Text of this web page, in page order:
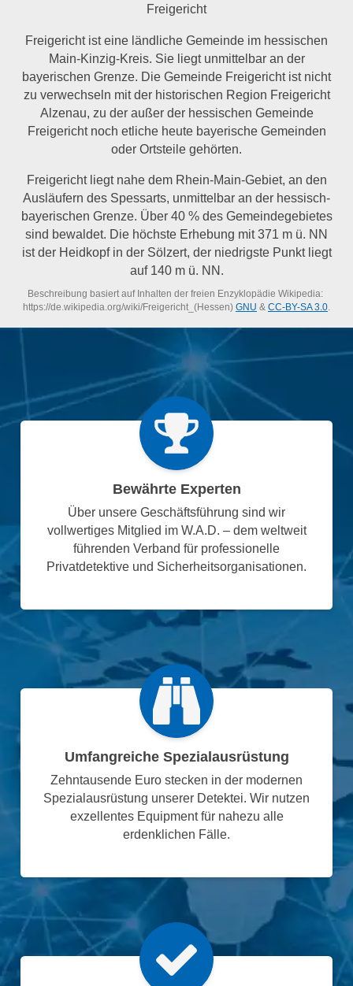
Freigericht
Freigericht ist eine ländliche Gemeinde im hessischen
Main-Kinzig-Kreis. Sie liegt unmittelbar an der
bayerischen Grenze. Die Gemeinde Freigericht ist nicht
zu verwechseln mit der historischen Region Freigericht
Alzenau, zu der außer der hessischen Gemeinde
Freigericht noch etliche heute bayerische Gemeinden
oder Ortsteile gehörten.
Freigericht liegt nahe dem Rhein-Main-Gebiet, an den
Ausläufern des Spessarts, unmittelbar an der hessisch-
bayerischen Grenze. Über 40 % des Gemeindegebietes
sind bewaldet. Die höchste Erhebung mit 371 m ü. NN
ist der Heidkopf in der Sölzert, der niedrigste Punkt liegt
auf 140 m ü. NN.
Beschreibung basiert auf Inhalten der freien Enzyklopädie Wikipedia:
https://de.wikipedia.org/wiki/Freigericht_(Hessen) GNU & CC-BY-SA 3.0.
Bewährte Experten
Über unsere Geschäftsführung sind wir
vollwertiges Mitglied im W.A.D. – dem weltweit
führenden Verband für professionelle
Privatdetektive und Sicherheitsorganisationen.
Umfangreiche Spezialausrüstung
Zehntausende Euro stecken in der modernen
Spezialausrüstung unserer Detektei. Wir nutzen
exzellentes Equipment für nahezu alle
erdenklichen Fälle.